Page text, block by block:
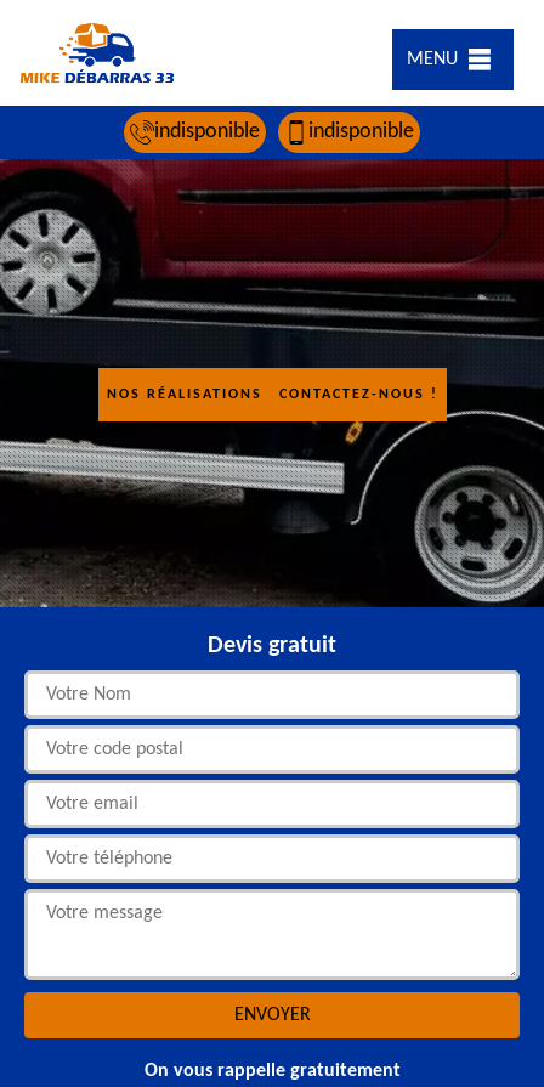
MENU
indisponible indisponible
NOS RÉALISATIONS CONTACTEZ-NOUS !
Devis gratuit
On vous rappelle gratuitement